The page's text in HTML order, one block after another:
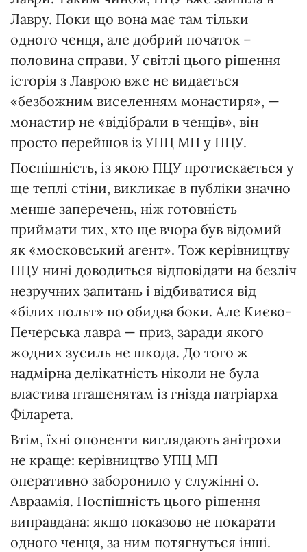
Лавру. Поки що вона має там тільки
одного ченця, але добрий початок –
половина справи. У світлі цього рішення
історія з Лаврою вже не видається
«безбожним виселенням монастиря», —
монастир не «відібрали в ченців», він
просто перейшов із УПЦ МП у ПЦУ.
Поспішність, із якою ПЦУ протискається у
ще теплі стіни, викликає в публіки значно
менше заперечень, ніж готовність
приймати тих, хто ще вчора був відомий
як «московський агент». Тож керівництву
ПЦУ нині доводиться відповідати на безліч
незручних запитань і відбиватися від
«білих польт» по обидва боки. Але Києво-
Печерська лавра — приз, заради якого
жодних зусиль не шкода. До того ж
надмірна делікатність ніколи не була
властива пташенятам із гнізда патріарха
Філарета.
Втім, їхні опоненти виглядають анітрохи
не краще: керівництво УПЦ МП
оперативно заборонило у служінні о.
Авраамія. Поспішність цього рішення
виправдана: якщо показово не покарати
одного ченця, за ним потягнуться інші.